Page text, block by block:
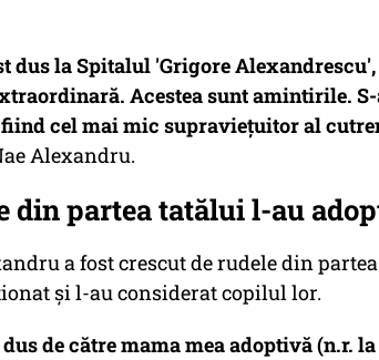
dus la Spitalul 'Grigore
Acestea sunt amintirile.
cel mai mic supraviețuitor al
Alexandru.
din partea tatălui l-au
a fost crescut de rudele din
și l-au considerat copilul lor.
de către mama mea adoptivă (n.r.